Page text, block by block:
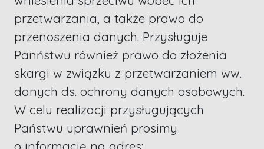
przetwarzania, a także prawo do
przenoszenia danych. Przysługuje
Panństwu również prawo do złożenia
skargi w związku z przetwarzaniem ww.
danych ds. ochrony danych osobowych.
W celu realizacji przysługujących
Państwu uprawnień prosimy